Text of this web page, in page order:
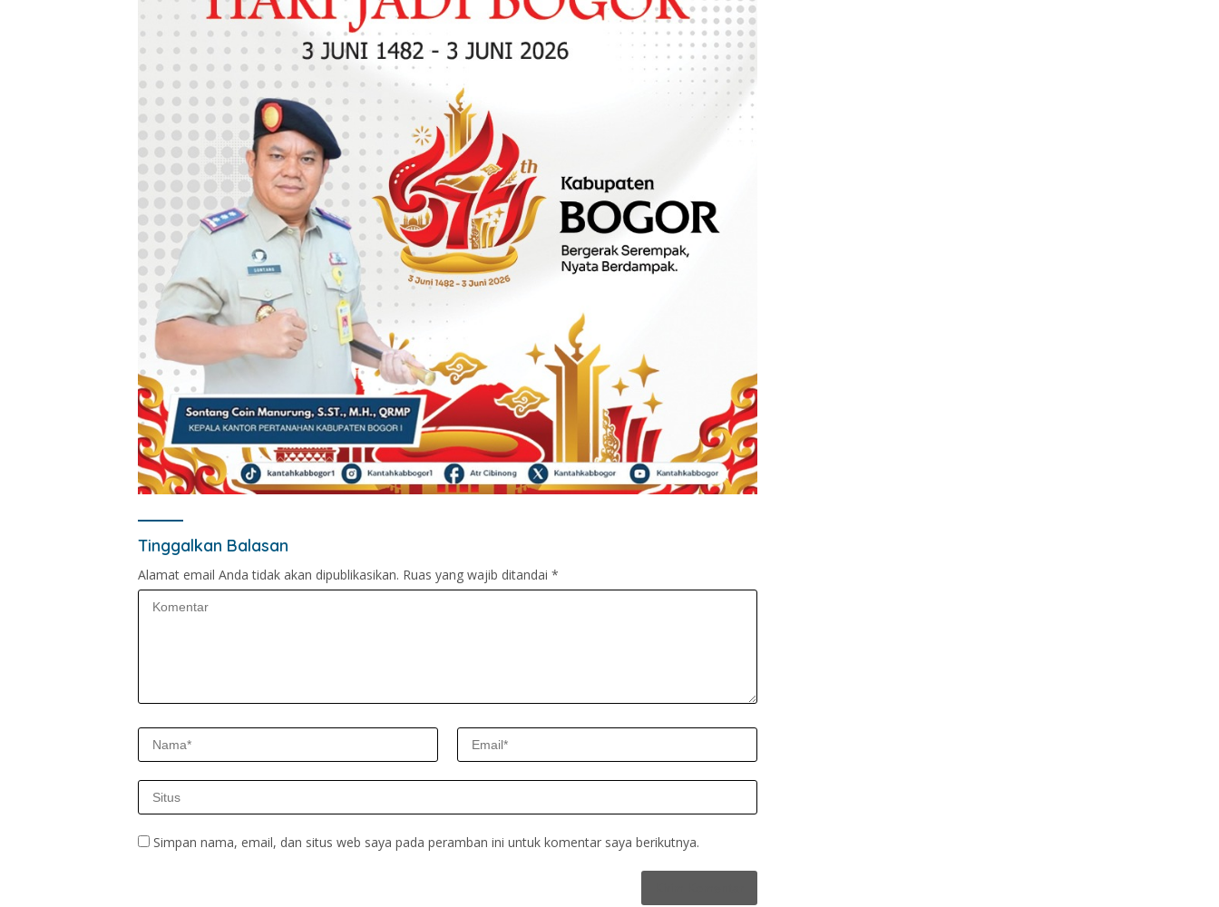
Tinggalkan Balasan
Alamat email Anda tidak akan dipublikasikan. Ruas yang wajib ditandai *
Simpan nama, email, dan situs web saya pada peramban ini untuk komentar saya berikutnya.